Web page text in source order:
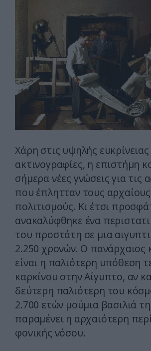
Χάρη στις υψηλής ευκρίνειας
ακτινογραφίες, η επιστήμη
σήμερα νέες γνώσεις για τις
που έπλητταν τους αρχαίους
πολιτισμούς. Κι έτσι
ανακαλύφθηκε ένα
του προστάτη σε μια
2.250 χρονών. Ο πανάρχαιος
είναι η παλιότερη υπόθεση
καρκίνου στην Αίγυπτο, αν
δεύτερη παλιότερη του
2.700 ετών μούμια βασιλιά
παραμένει η αρχαιότερη
φονικής νόσου.